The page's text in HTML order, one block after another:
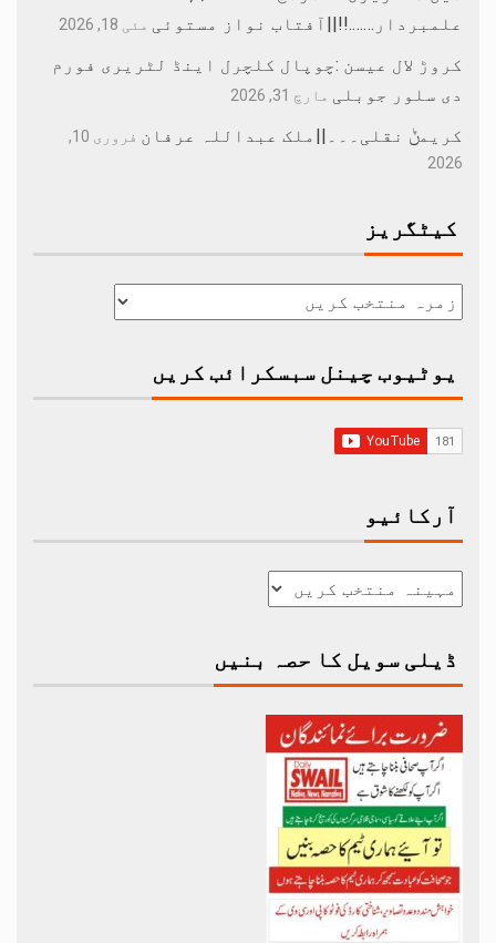
علمبردار…….!!||آفتاب نواز مستوئی مئی 18, 2026
کروڑ لال عیسن :چوپال کلچرل اینڈ لٹریری فورم
دی سلور جوبلی مارچ 31, 2026
کریمݨ نقلی۔۔۔||ملک عبداللہ عرفان
فروری 10,
2026
کیٹگریز
یوٹیوب چینل سبسکرائب کریں
آرکائیو
ڈیلی سویل کا حصہ بنیں